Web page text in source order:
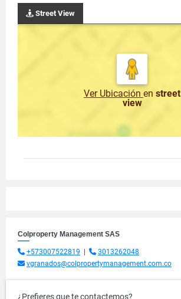
Street View
Ver Ubicación en street
view
Colproperty Management SAS
+573007522819
3013262048
vgranados@colpropertymanagement.com.co
¿Prefieres que te contactemos?